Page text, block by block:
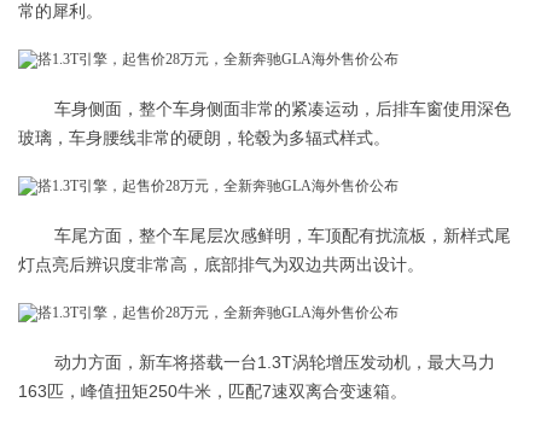
常的犀利。
车身侧面，整个车身侧面非常的紧凑运动，后排车窗使用深色
玻璃，车身腰线非常的硬朗，轮毂为多辐式样式。
车尾方面，整个车尾层次感鲜明，车顶配有扰流板，新样式尾
灯点亮后辨识度非常高，底部排气为双边共两出设计。
动力方面，新车将搭载一台1.3T涡轮增压发动机，最大马力
163匹，峰值扭矩250牛米，匹配7速双离合变速箱。